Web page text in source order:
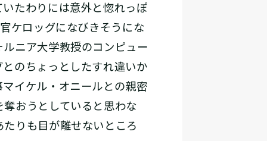
たわりには意外と惚れっぽ
ケロッグになびきそうにな
ニア大学教授のコンピュー
のちょっとしたすれ違いか
イケル・オニールとの親密
おうとしていると思わな
りも目が離せないところ